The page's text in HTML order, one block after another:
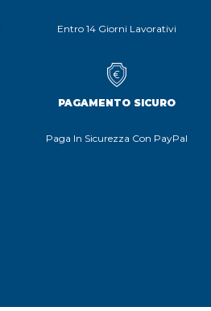
Entro 14 Giorni Lavorativi
PAGAMENTO SICURO
Paga In Sicurezza Con PayPal